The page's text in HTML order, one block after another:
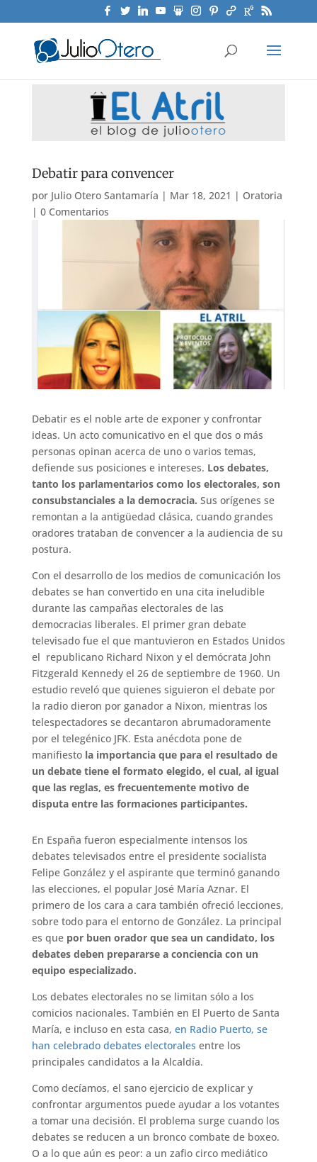
Debatir para convencer
por Julio Otero Santamaría | Mar 18, 2021 | Oratoria
| 0 Comentarios
Debatir es el noble arte de exponer y confrontar
ideas. Un acto comunicativo en el que dos o más
personas opinan acerca de uno o varios temas,
defiende sus posiciones e intereses. Los debates,
tanto los parlamentarios como los electorales, son
consubstanciales a la democracia. Sus orígenes se
remontan a la antigüedad clásica, cuando grandes
oradores trataban de convencer a la audiencia de su
postura.
Con el desarrollo de los medios de comunicación los
debates se han convertido en una cita ineludible
durante las campañas electorales de las
democracias liberales. El primer gran debate
televisado fue el que mantuvieron en Estados Unidos
el republicano Richard Nixon y el demócrata John
Fitzgerald Kennedy el 26 de septiembre de 1960. Un
estudio reveló que quienes siguieron el debate por
la radio dieron por ganador a Nixon, mientras los
telespectadores se decantaron abrumadoramente
por el telegénico JFK. Esta anécdota pone de
manifiesto la importancia que para el resultado de
un debate tiene el formato elegido, el cual, al igual
que las reglas, es frecuentemente motivo de
disputa entre las formaciones participantes.
En España fueron especialmente intensos los
debates televisados entre el presidente socialista
Felipe González y el aspirante que terminó ganando
las elecciones, el popular José María Aznar. El
primero de los cara a cara también ofreció lecciones,
sobre todo para el entorno de González. La principal
es que por buen orador que sea un candidato, los
debates deben prepararse a conciencia con un
equipo especializado.
Los debates electorales no se limitan sólo a los
comicios nacionales. También en El Puerto de Santa
María, e incluso en esta casa, en Radio Puerto, se
han celebrado debates electorales entre los
principales candidatos a la Alcaldía.
Como decíamos, el sano ejercicio de explicar y
confrontar argumentos puede ayudar a los votantes
a tomar una decisión. El problema surge cuando los
debates se reducen a un bronco combate de boxeo.
O a lo que aún es peor: a un zafio circo mediático